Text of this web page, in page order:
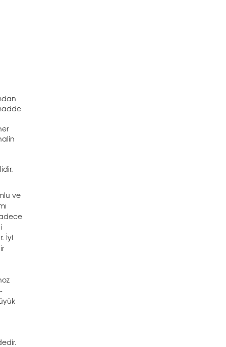
ve
İyi